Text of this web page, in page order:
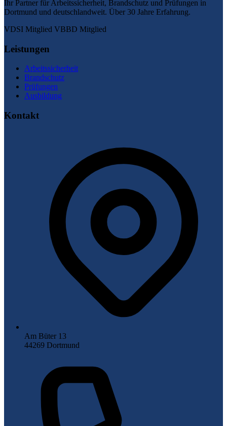
Ihr Partner für Arbeitssicherheit, Brandschutz und Prüfungen in
Dortmund und deutschlandweit. Über 30 Jahre Erfahrung.
VDSI Mitglied VBBD Mitglied
Leistungen
Arbeitssicherheit
Brandschutz
Prüfungen
Ausbildung
Kontakt
Am Büter 13
44269 Dortmund